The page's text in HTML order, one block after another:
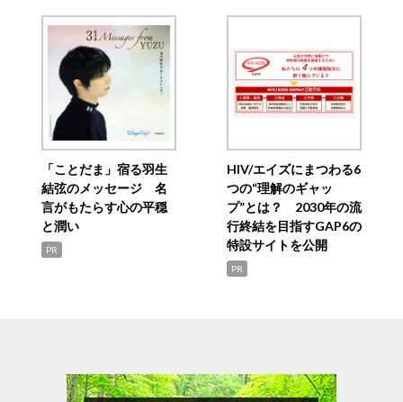
「ことだま」宿る羽生
結弦のメッセージ 名
言がもたらす心の平穏
と潤い
PR
HIV/エイズにまつわる6
つの“理解のギャッ
プ”とは？ 2030年の流
行終結を目指すGAP6の
特設サイトを公開
PR